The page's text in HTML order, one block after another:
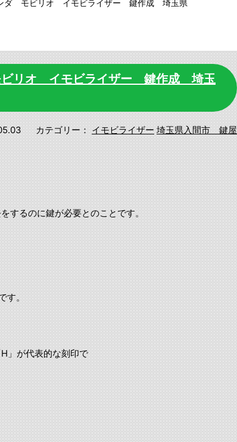
ダ モビリオ イモビライザー 鍵作成 埼玉県
リオ イモビライザー 鍵作成 埼玉
カテゴリー： イモビライザー 埼玉県入間市 鍵屋
するのに鍵が必要とのことです。
。
」が代表的な刻印で